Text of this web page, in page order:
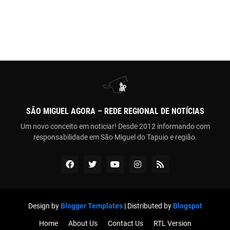
SÃO MIGUEL AGORA – REDE REGIONAL DE NOTÍCIAS
Um novo conceito em noticiar! Desde 2012 informando com
responsabilidade em São Miguel do Tapuio e região.
Design byBlogger Templates| Distributed byBlogspot
Home About Us Contact Us RTL Version